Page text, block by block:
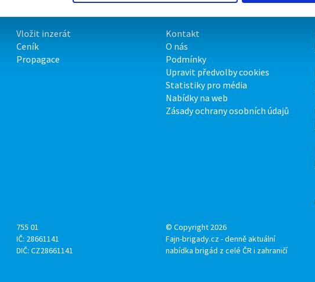
Vložit inzerát
Ceník
Propagace
Kontakt
O nás
Podmínky
Upravit předvolby cookies
Statistiky pro média
Nabídky na web
Zásady ochrany osobních údajů
755 01
IČ: 28661141
DIČ: CZ28661141
© Copyright 2026
Fajn-brigady.cz - denně aktuální
nabídka brigád z celé ČR i zahraničí